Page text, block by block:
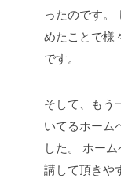
ったのです。
めたことで様
です。
そして、もう
いてるホーム
した。
ホー
講して頂きや